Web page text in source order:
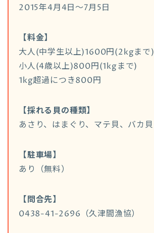
2015年4月4日～7月5日
【料金】
大人(中学生以上)1600円(2kgまで)
小人(4歳以上)800円(1kgまで)
1kg超過につき800円
【採れる貝の種類】
あさり、はまぐり、マテ貝、バカ貝
【駐車場】
あり（無料）
【問合先】
0438-41-2696（久津間漁協）